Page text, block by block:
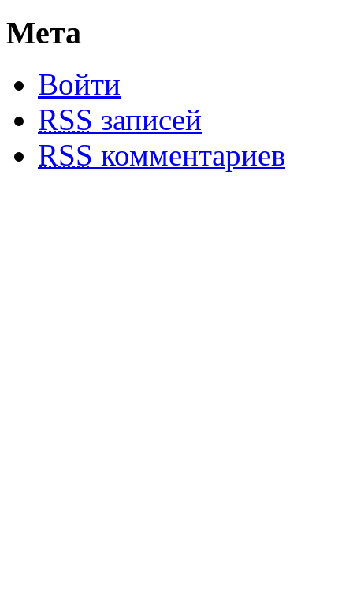
Мета
Войти
RSS записей
RSS комментариев